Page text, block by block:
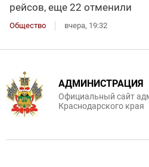
рейсов, еще 22 отменили
Общество вчера, 19:32
АДМИНИСТРАЦИЯ
Официальный сайт
Краснодарского края